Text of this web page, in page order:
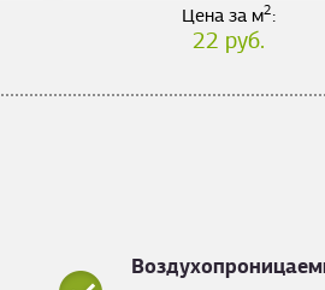
Цена за м2:
22 руб.